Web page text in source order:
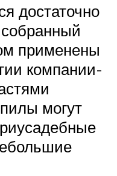
достаточно
применены
компании-
могут